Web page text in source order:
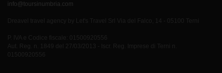
info@toursinumbria.com